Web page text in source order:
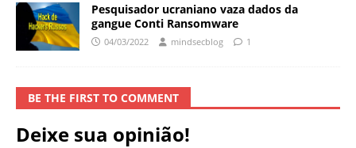
Pesquisador ucraniano vaza dados da
gangue Conti Ransomware
04/03/2022 mindsecblog 1
BE THE FIRST TO COMMENT
Deixe sua opinião!